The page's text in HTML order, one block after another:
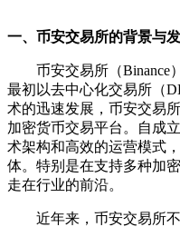
一、币安交易所的背景与
币安交易所（Binance
最初以去中心化交易所（
术的迅速发展，币安交易
加密货币交易平台。自成
术架构和高效的运营模式
体。特别是在支持多种加
走在行业的前沿。
近年来，币安交易所